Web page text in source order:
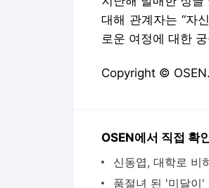
대해 관계자는 “자
로운 여정에 대한
Copyright ©
OSEN에서 직접 확